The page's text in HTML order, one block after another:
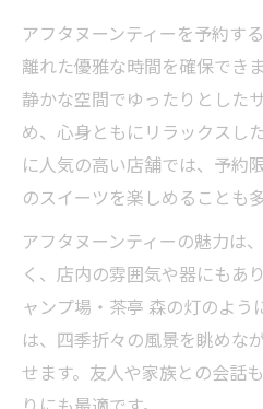
ホテルアフタヌー
満喫
季節ごとのアフタ
め
特別感あふれる季
知る人ぞ知る穴場のア
イド
アフタヌーンティ
見つけ方
都内アフタヌーンテ
アフタヌーンティーを予約す
離れた優雅な時間を確保でき
静かな空間でゆったりとした
め、心身ともにリラックスし
に人気の高い店舗では、予約
のスイーツを楽しめることも多
アフタヌーンティーの魅力は
く、店内の雰囲気や器にもあ
ャンプ場・茶亭 森の灯のよう
は、四季折々の風景を眺めな
せます。友人や家族との会話